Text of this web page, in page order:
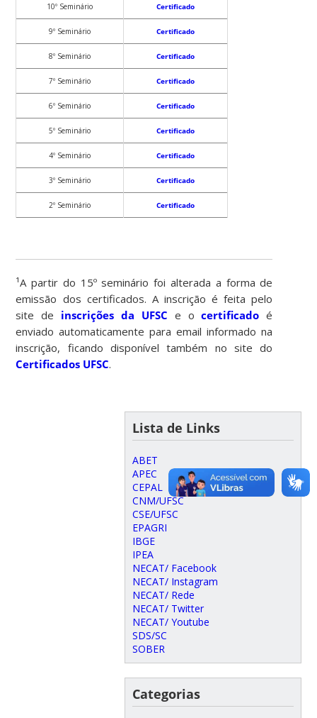
10º Seminário Certificado
9º Seminário Certificado
8º Seminário Certificado
7º Seminário Certificado
6º Seminário Certificado
5º Seminário Certificado
4º Seminário Certificado
3º Seminário Certificado
2º Seminário Certificado
¹A partir do 15º seminário foi alterada a forma de
emissão dos certificados. A inscrição é feita pelo
site de inscrições da UFSC e ocertificado é
enviado automaticamente para email informado na
inscrição, ficando disponível também no site do
Certificados UFSC.
Lista de Links
ABET
APEC
CEPAL
CNM/UFSC
CSE/UFSC
EPAGRI
IBGE
IPEA
NECAT/ Facebook
NECAT/ Instagram
NECAT/ Rede
NECAT/ Twitter
NECAT/ Youtube
SDS/SC
SOBER
Categorias